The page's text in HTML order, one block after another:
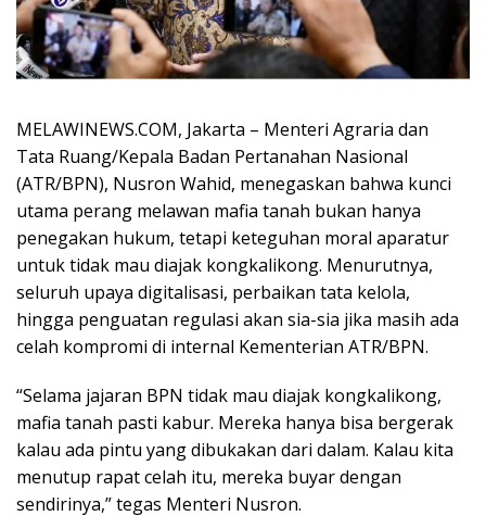
MELAWINEWS.COM, Jakarta – Menteri Agraria dan
Tata Ruang/Kepala Badan Pertanahan Nasional
(ATR/BPN), Nusron Wahid, menegaskan bahwa kunci
utama perang melawan mafia tanah bukan hanya
penegakan hukum, tetapi keteguhan moral aparatur
untuk tidak mau diajak kongkalikong. Menurutnya,
seluruh upaya digitalisasi, perbaikan tata kelola,
hingga penguatan regulasi akan sia-sia jika masih ada
celah kompromi di internal Kementerian ATR/BPN.
“Selama jajaran BPN tidak mau diajak kongkalikong,
mafia tanah pasti kabur. Mereka hanya bisa bergerak
kalau ada pintu yang dibukakan dari dalam. Kalau kita
menutup rapat celah itu, mereka buyar dengan
sendirinya,” tegas Menteri Nusron.